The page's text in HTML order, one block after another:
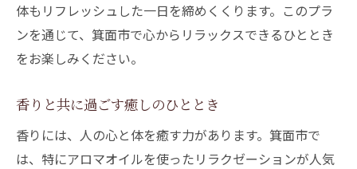
体もリフレッシュした一日を締めくくります。このプラ
ンを通じて、箕面市で心からリラックスできるひととき
をお楽しみください。
香りと共に過ごす癒しのひととき
香りには、人の心と体を癒す力があります。箕面市で
は、特にアロマオイルを使ったリラクゼーションが人気